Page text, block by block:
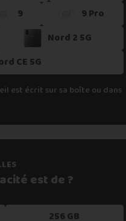
offre correspondant aux
contacter.
9
9 Pro
Nord 2 5G
CE 5G
est écrit sur sa boîte ou dans
est de ?
256 GB